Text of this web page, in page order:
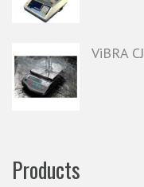
ViBRA
Products